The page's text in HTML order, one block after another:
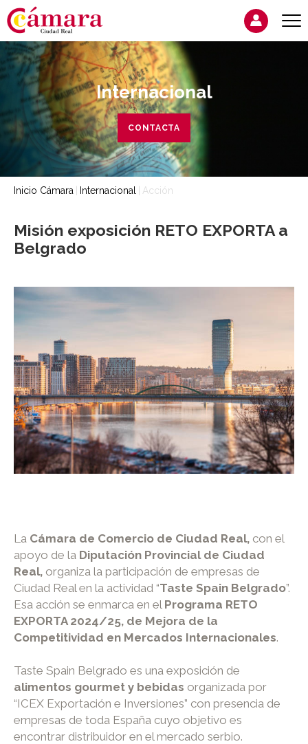
Internacional
CONTACTA
Inicio Cámara Internacional Acción
Misión exposición RETO EXPORTA a
Belgrado
La Cámara de Comercio de Ciudad Real, con el
apoyo de la Diputación Provincial de Ciudad
Real, organiza la participación de empresas de
Ciudad Real en la actividad “Taste Spain Belgrado”.
Esa acción se enmarca en el Programa RETO
EXPORTA 2024/25, de Mejora de la
Competitividad en Mercados Internacionales.
Taste Spain Belgrado es una exposición de
alimentos gourmet y bebidas organizada por
“ICEX Exportación e Inversiones” con presencia de
empresas de toda España cuyo objetivo es
encontrar distribuidor en el mercado serbio.